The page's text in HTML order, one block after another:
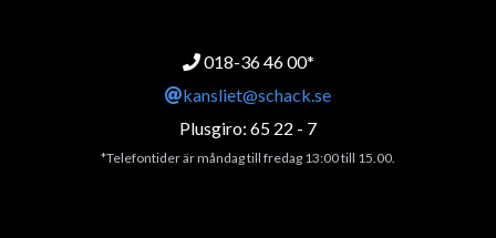
018-36 46 00*
kansliet@schack.se
Plusgiro: 65 22 - 7
*Telefontider är måndag till fredag 13:00 till 15.00.